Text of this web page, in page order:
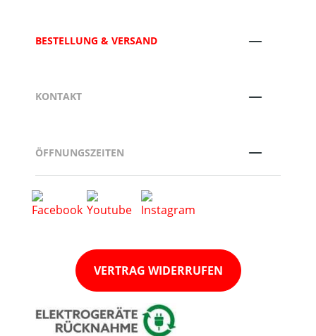
BESTELLUNG & VERSAND
KONTAKT
ÖFFNUNGSZEITEN
VERTRAG WIDERRUFEN